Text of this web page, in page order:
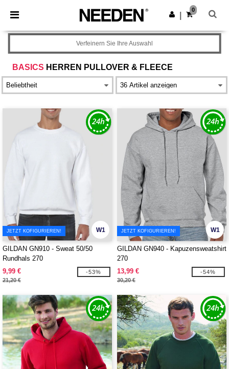
× Needen App
Bessere Preise in der App!
App holen
0
BASICS HERREN PULLOVER & FLEECE
Verfeinern Sie Ihre Auswahl
W1
JETZT KOFIGURIEREN!
GILDAN GN910 - Sweat 50/50
Rundhals 270
9,99 €
21,20 €
-53%
W1
JETZT KOFIGURIEREN!
GILDAN GN940 - Kapuzensweatshirt
270
13,99 €
30,20 €
-54%